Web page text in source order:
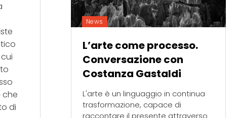
che
di
News
L’arte come processo.
Conversazione con
Costanza Gastaldi
L'arte è un linguaggio in continua
trasformazione, capace di
raccontare il presente attraverso